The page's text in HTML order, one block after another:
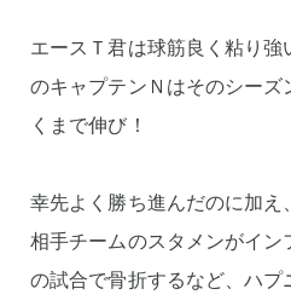
エースＴ君は球筋良く粘り
のキャプテンＮはそのシー
くまで伸び！
幸先よく勝ち進んだのに加
相手チームのスタメンがイ
の試合で骨折するなど、ハプ